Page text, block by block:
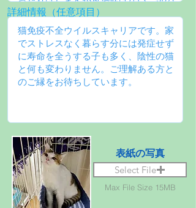
詳細情報（任意項目）
表紙の写真
Select File
Max File Size 15MB